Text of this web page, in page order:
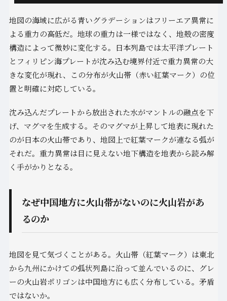
地図の海域に広がる青いグラデーションはフリーエア異常に
よる重力の高低だ。地球の重力は一様ではなく、地殻の密度
構造によって微妙に変化する。日本列島では太平洋プレート
とフィリピン海プレートが沈み込む境界付近で重力異常の大
きな変化が現れ、この分布が火山帯（赤い紅葉マーク）の位
置と明確に対応している。
沈み込んだプレートから放出された水がマントルの融点を下
げ、マグマを生成する。そのマグマが上昇して地表に現れた
のが日本の火山帯であり、地図上で紅葉マークが連なる弧が
それだ。重力異常は目に見えない地下構造を地表から読み解
く手がかりとなる。
なぜ中国地方に火山帯がないのに火山岩があ
るのか
地図を見て気づくことがある。火山帯（紅葉マーク）は東北
から九州にかけての弧状列島に沿って並んでいるのに、グレ
ーの火山岩ポリゴンは中国地方にも広く分布している。矛盾
ではないか。